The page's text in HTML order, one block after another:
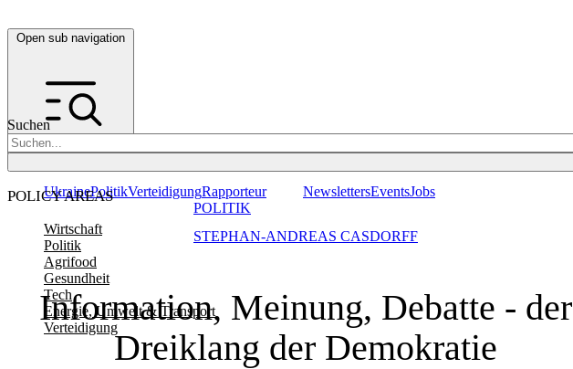
Open sub navigation
Suchen
POLICY AREAS
Wirtschaft
Politik
Agrifood
Gesundheit
Tech
Energie, Umwelt & Transport
Verteidigung
UkrainePolitikVerteidigungRapporteur NewslettersEventsJobs
Information, Meinung, Debatte - der
Dreiklang der Demokratie
STEPHAN-ANDREAS CASDORFF
POLITIK